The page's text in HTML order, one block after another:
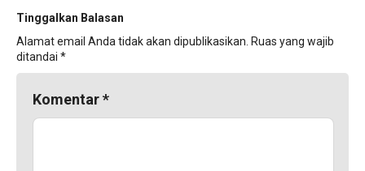
Tinggalkan Balasan
Alamat email Anda tidak akan dipublikasikan. Ruas yang wajib
ditandai *
Komentar*